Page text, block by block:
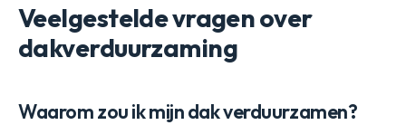
Veelgestelde vragen over
dakverduurzaming
Waarom zou ik mijn dak verduurzamen?